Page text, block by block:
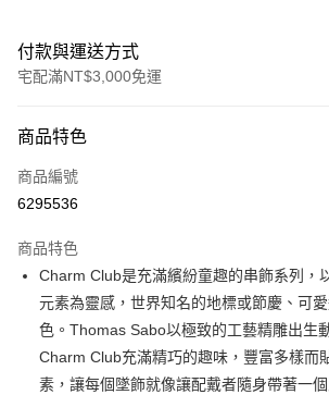
付款與運送方式
宅配滿NT$3,000免運
信用卡一次付款
Apple Pay
ATM付款
運送方式
黑貓宅急便
每筆NT$100，滿NT$3,000(含以上)免運費
商品特色
商品編號
6295536
商品特色
Charm Club是充滿繽紛童趣的串飾系列，
元素為靈感，世界知名的地標或節慶、可
色。Thomas Sabo以極致的工藝精雕出生
Charm Club充滿精巧的趣味，豐富多樣而
素，讓每個墜飾就像讓配戴者隨身帶著一個